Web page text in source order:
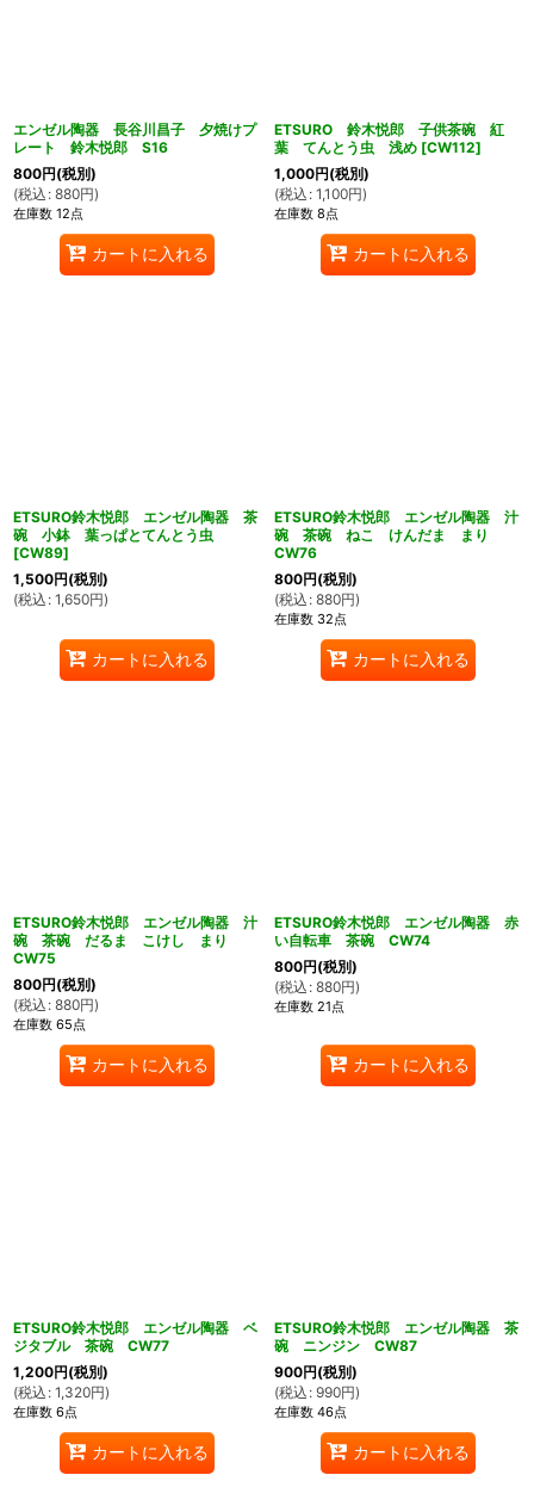
エンゼル陶器 長谷川昌子 夕焼けプ
レート 鈴木悦郎 S16
800円(税別)
(税込 : 880円)
在庫数 12点
カートに入れる
ETSURO 鈴木悦郎 子供茶碗 紅
葉 てんとう虫 浅め [CW112]
1,000円(税別)
(税込 : 1,100円)
在庫数 8点
カートに入れる
ETSURO鈴木悦郎 エンゼル陶器 茶
碗 小鉢 葉っぱとてんとう虫
[CW89]
1,500円(税別)
(税込 : 1,650円)
カートに入れる
ETSURO鈴木悦郎 エンゼル陶器 汁
碗 茶碗 ねこ けんだま まり
CW76
800円(税別)
(税込 : 880円)
在庫数 32点
カートに入れる
ETSURO鈴木悦郎 エンゼル陶器 汁
碗 茶碗 だるま こけし まり
CW75
800円(税別)
(税込 : 880円)
在庫数 65点
カートに入れる
ETSURO鈴木悦郎 エンゼル陶器 赤
い自転車 茶碗 CW74
800円(税別)
(税込 : 880円)
在庫数 21点
カートに入れる
ETSURO鈴木悦郎 エンゼル陶器 ベ
ジタブル 茶碗 CW77
1,200円(税別)
(税込 : 1,320円)
在庫数 6点
カートに入れる
ETSURO鈴木悦郎 エンゼル陶器 茶
碗 ニンジン CW87
900円(税別)
(税込 : 990円)
在庫数 46点
カートに入れる